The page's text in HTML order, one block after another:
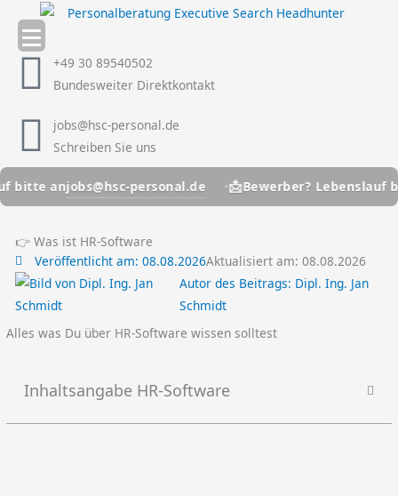
Inhalt
springen +49 30 89540502
Bundesweiter Direktkontakt
jobs@hsc-personal.de
Schreiben Sie uns
anjobs@hsc-personal.de 📩Bewerber? Lebenslauf bitte an
👉 Was ist HR-Software
Veröffentlicht am:08.08.2026Aktualisiert am: 08.08.2026
Autor des Beitrags: Dipl. Ing. Jan
Schmidt
Alles was Du über HR-Software wissen solltest
Inhaltsangabe HR-Software